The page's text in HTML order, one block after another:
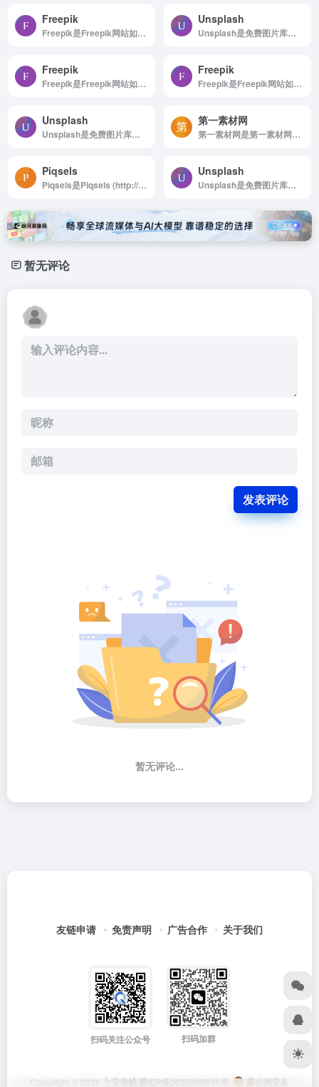
Freepik
Freepik是Freepik网站如何使用 浏览...
Unsplash
Unsplash是免费图片库，适合任何项目使用，无版权限制
Freepik
Freepik是Freepik网站如何使用 浏览...
Freepik
Freepik是Freepik网站如何使用 浏览...
Unsplash
Unsplash是免费图片库，适合任何项目使用，无版权限制
第一素材网
第一素材网是第一素材网，第一时间为您精选国外设计素材，包含PSD素材、高清背景图片...
Piqsels
Piqsels是Piqsels (http://www.piqsels.com) 是一个基于CC0协议的免版税图库，站中所有图片均可以免费使用于个人或者商业领域。
Unsplash
Unsplash是免费图片库，适合任何项目使用，无版权限制
暂无评论
发表评论
暂无评论...
友链申请 免责声明 广告合作 关于我们
扫码关注公众号 扫码加群
Copyright © 2026 七安导航 蒙ICP备2025033835号 蒙公网安备